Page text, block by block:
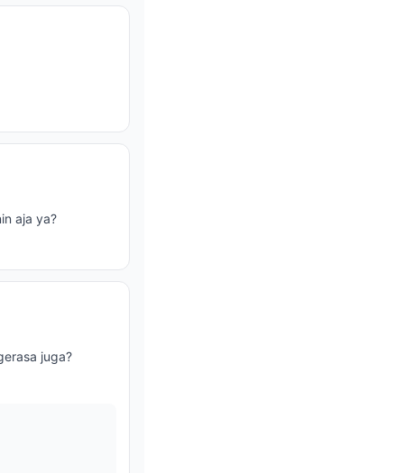
aja ya?
juga?